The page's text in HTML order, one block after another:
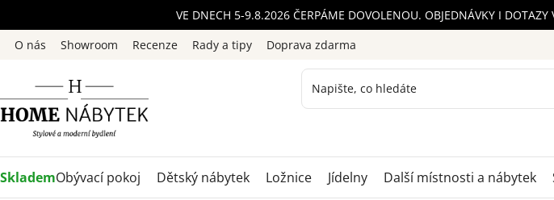
na
obsah
VE DNECH 5-9.8.2026 ČERPÁME DOVOLENOU. OBJEDNÁVKY I
O nás
Showroom Recenze Rady a tipy Doprava zdarma
SklademObývací pokoj Dětský nábytek Ložnice Jídelny Další místnosti a nábytek